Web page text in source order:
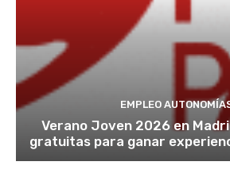
EMPLEO
Verano Joven 2026 en
gratuitas para ganar